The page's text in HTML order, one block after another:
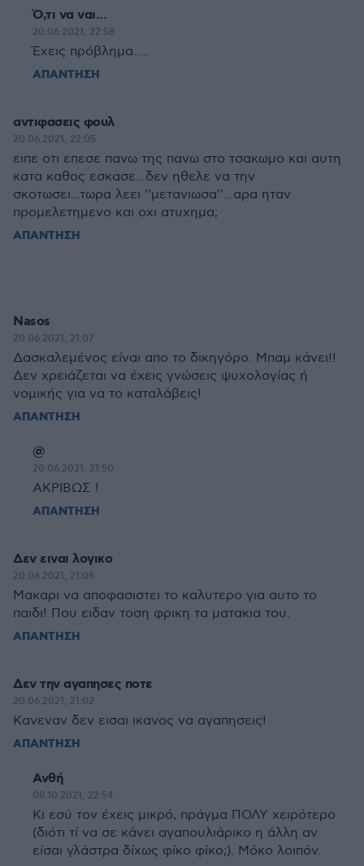
Ό,τι να ναι...
20.06.2021, 22:58
Έχεις πρόβλημα.....
ΑΠΑΝΤΗΣΗ
αντιφασεις φουλ
20.06.2021, 22:05
ειπε οτι επεσε πανω της πανω στο τσακωμο και αυτη
κατα καθος εσκασε...δεν ηθελε να την
σκοτωσει...τωρα λεει ''μετανιωσα''...αρα ηταν
προμελετημενο και οχι ατυχημα;
ΑΠΑΝΤΗΣΗ
Nasos
20.06.2021, 21:07
Δασκαλεμένος είναι απο το δικηγόρο. Μπαμ κάνει!!
Δεν χρειάζεται να έχεις γνώσεις ψυχολογίας ή
νομικής για να το καταλάβεις!
ΑΠΑΝΤΗΣΗ
@
20.06.2021, 21:50
ΑΚΡΙΒΩΣ !
ΑΠΑΝΤΗΣΗ
Δεν ειναι λογικο
20.06.2021, 21:06
Μακαρι να αποφασιστει το καλυτερο για αυτο το
παιδι! Που ειδαν τοση φρικη τα ματακια του.
ΑΠΑΝΤΗΣΗ
Δεν την αγαπησες ποτε
20.06.2021, 21:02
Κανεναν δεν εισαι ικανος να αγαπησεις!
ΑΠΑΝΤΗΣΗ
Ανθή
08.10.2021, 22:54
Κι εσύ τον έχεις μικρό, πράγμα ΠΟΛΥ χειρότερο
(διότι τί να σε κάνει αγαπουλιάρικο η άλλη αν
είσαι γλάστρα δίχως φίκο φίκο;). Μόκο λοιπόν.